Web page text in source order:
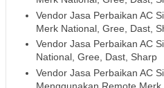
Vendor Jasa Perbaikan AC
Merk National, Gree, Dast,
Vendor Jasa Perbaikan AC
National, Gree, Dast, Sharp
Vendor Jasa Perbaikan AC